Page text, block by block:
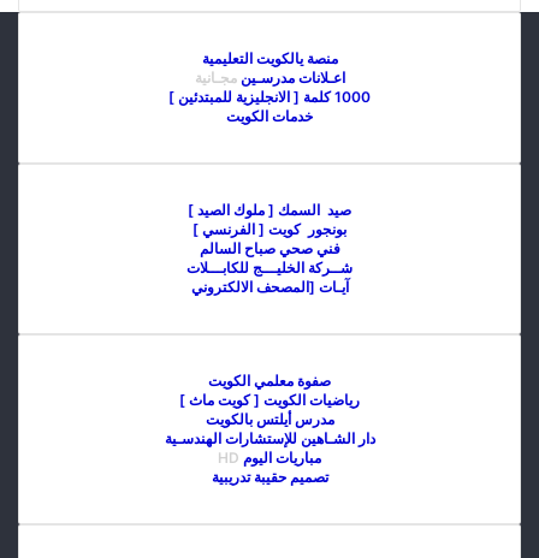
منصة يالكويت التعليمية
اعـلانات مدرسـينمجـانية
1000 كلمة [ الانجليزية للمبتدئين ]
خدمات الكويت
صيد السمك [ ملوك الصيد ]
بونجور كويت [ الفرنسي ]
فني صحي صباح السالم
شــركة الخليـــج للكابـــلات
آيـات [المصحف الالكتروني
صفوة معلمي الكويت
رياضيات الكويت [ كويت ماث ]
مدرس أيلتس بالكويت
دار الشـاهين للإستشارات الهندسـية
مباريات اليوم
تصميم حقيبة تدريبية